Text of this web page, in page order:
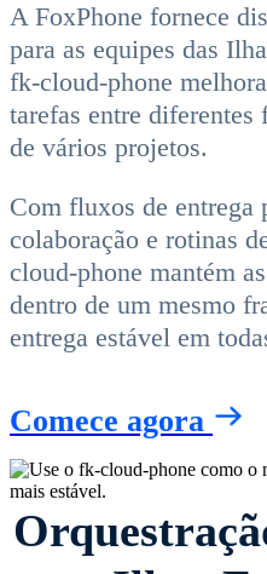
A FoxPhone fornece
para as equipes das
fk-cloud-phone
tarefas entre diferentes
de vários projetos.
Com fluxos de entrega
colaboração e rotinas
cloud-phone mantém
dentro de um mesmo
entrega estável em
Comece agora